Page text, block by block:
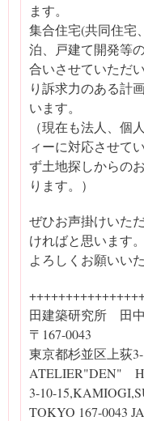
ます。
集合住宅(共同住宅
泊、戸建て開発等
合いさせていただ
り訴求力のある計
います。
（現在も法人、個
ィーに対応させて
ず土地探しからの
ります。）
ぜひお声掛けいた
ければと思います。
よろしくお願いい
田建築研究所 田
〒167-0043
東京都杉並区上荻3-
ATELIER"DEN"
3-10-
TOKYO 167-0043